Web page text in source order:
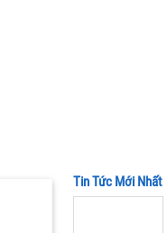
Tin Tức Mới Nhất